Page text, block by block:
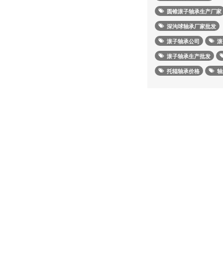
圆锥滚子轴承生产厂家
深沟球轴承厂家批发
滚子轴承公司
滚子轴承生产批发
托辊轴承价格